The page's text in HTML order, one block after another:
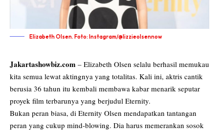
Elizabeth Olsen. Foto: Instagram/@lizzieolsennow
Jakartashowbiz.com – Elizabeth Olsen selalu berhasil memukau
kita semua lewat aktingnya yang totalitas. Kali ini, aktris cantik
berusia 36 tahun itu kembali membawa kabar menarik seputar
proyek film terbarunya yang berjudul Eternity.
Bukan peran biasa, di Eternity Olsen mendapatkan tantangan
peran yang cukup mind-blowing. Dia harus memerankan sosok